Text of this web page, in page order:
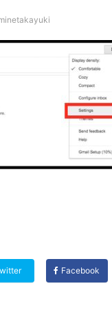
Facebook